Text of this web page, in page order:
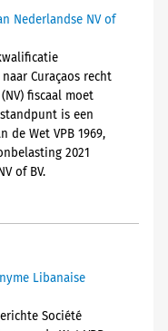
Nederlandse NV of
Curaçaos recht
fiscaal moet
is een
de Wet VPB 1969,
2021
of BV.
Libanaise
Société